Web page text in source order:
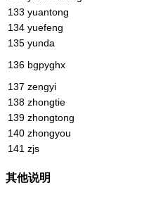
133 yuantong
134 yuefeng
135 yunda
136 bgpyghx
137 zengyi
138 zhongtie
139 zhongtong
140 zhongyou
141 zjs
其他说明